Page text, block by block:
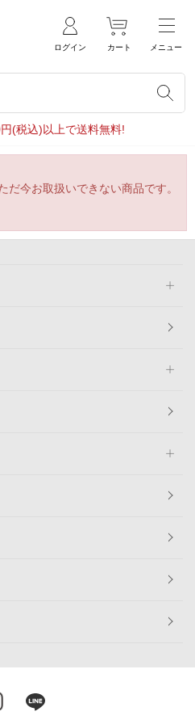
ログイン カート メニュー
(税込)以上で送料無料!
だ今お取扱いできない商品です。